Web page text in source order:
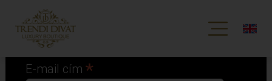
Iratkozz fel hírlevelünkre!
*
E-mail cím*